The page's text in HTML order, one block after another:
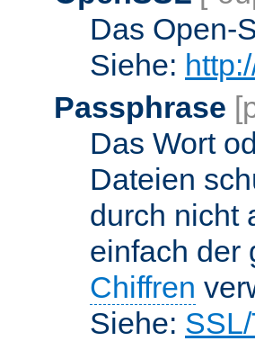
Das Open-
Siehe:
Passphrase
Das Wort
Dateien
durch nicht
einfach der
Chiffren
Siehe: